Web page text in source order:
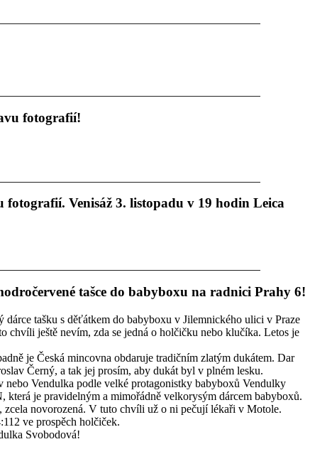
fotografií!
fotografií. Venisáž 3. listopadu v 19 hodin Leica
tašce do babyboxu na radnici Prahy 6!
tašku s děťátkem do babyboxu v Jilemnického ulici v Praze
chvíli ještě nevím, zda se jedná o holčičku nebo klučíka. Letos je
je Česká mincovna obdaruje tradičním zlatým dukátem. Dar
Černý, a tak jej prosím, aby dukát byl v plném lesku.
nebo Vendulka podle velké protagonistky babyboxů Vendulky
je pravidelným a mimořádně velkorysým dárcem babyboxů.
zcela novorozená. V tuto chvíli už o ni pečují lékaři v Motole.
ve prospěch holčiček.
Svobodová!